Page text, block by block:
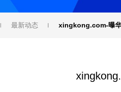
最新动态 xingkong.com-曝华